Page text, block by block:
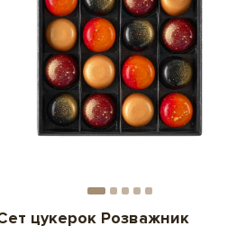
цукерок Розважник